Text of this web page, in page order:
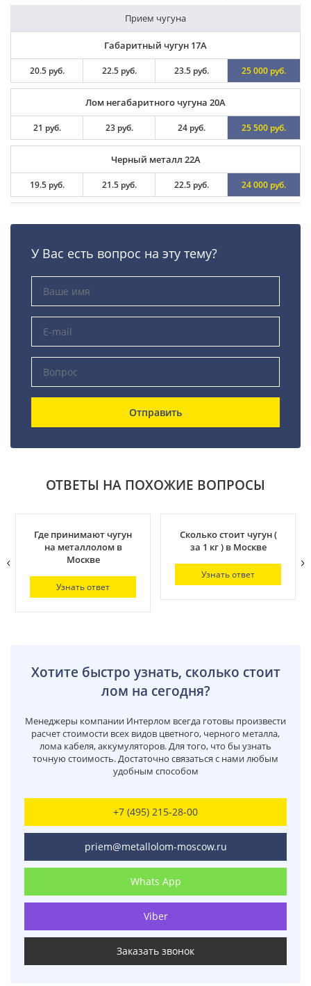
Прием чугуна
Габаритный чугун 17А
20.5 руб. 22.5 руб. 23.5 руб. 25 000 руб.
Лом негабаритного чугуна 20А
21 руб. 23 руб. 24 руб. 25 500 руб.
Черный металл 22А
19.5 руб. 21.5 руб. 22.5 руб. 24 000 руб.
У Вас есть вопрос на эту тему?
Отправить
ОТВЕТЫ НА ПОХОЖИЕ ВОПРОСЫ
Где принимают чугун
на металлолом в
Москве
Узнать ответ
Сколько стоит чугун (
за 1 кг ) в Москве
Узнать ответ
Хотите быстро узнать, сколько стоит
лом на сегодня?
Менеджеры компании Интерлом всегда готовы произвести
расчет стоимости всех видов цветного, черного металла,
лома кабеля, аккумуляторов. Для того, что бы узнать
точную стоимость. Достаточно связаться с нами любым
удобным способом
+7 (495) 215-28-00
priem@metallolom-moscow.ru
Whats App
Viber
Заказать звонок